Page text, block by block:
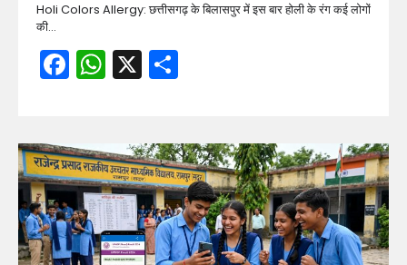
Holi Colors Allergy: छत्तीसगढ़ के बिलासपुर में इस बार होली के रंग कई लोगों
की…
Facebook
WhatsApp
X